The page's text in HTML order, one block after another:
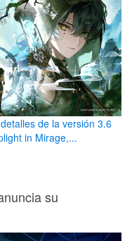
de la versión 3.6
in Mirage,...
su